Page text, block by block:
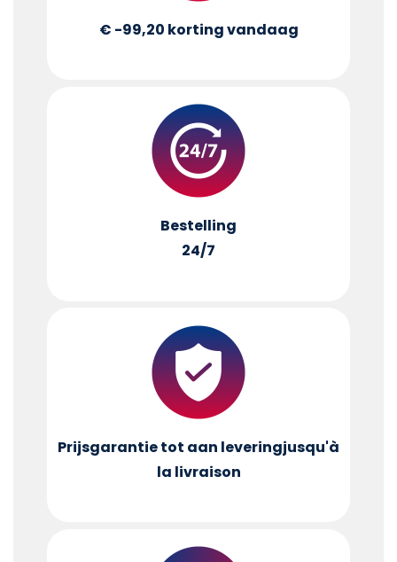
€ -99,20 korting vandaag
Bestelling
24/7
Prijsgarantie tot aan leveringjusqu'à
la livraison